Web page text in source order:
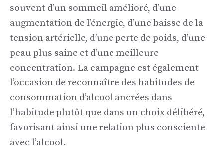
souvent d’un sommeil amélioré, d’une
augmentation de l’énergie, d’une baisse de la
tension artérielle, d’une perte de poids, d’une
peau plus saine et d’une meilleure
concentration. La campagne est également
l’occasion de reconnaître des habitudes de
consommation d’alcool ancrées dans
l’habitude plutôt que dans un choix délibéré,
favorisant ainsi une relation plus consciente
avec l’alcool.